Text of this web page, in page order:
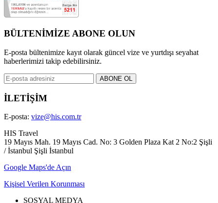
BÜLTENİMİZE ABONE OLUN
E-posta bültenimize kayıt olarak güncel vize ve yurtdışı seyahat
haberlerimizi takip edebilirsiniz.
İLETİŞİM
E-posta: vize@his.com.tr
HIS Travel
19 Mayıs Mah. 19 Mayıs Cad. No: 3 Golden Plaza Kat 2 No:2 Şişli
/ İstanbul Şişli İstanbul
Google Maps'de Açın
Kişisel Verilen Korunması
SOSYAL MEDYA